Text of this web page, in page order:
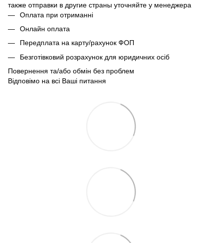
также отправки в другие страны уточняйте у менеджера
Оплата при отриманні
Онлайн оплата
Передплата на карту/рахунок ФОП
Безготівковий розрахунок для юридичних осіб
Повернення та/або обмін без проблем
Відповімо на всі Ваші питання